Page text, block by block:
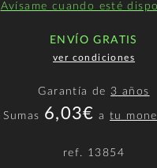
Avísame cuando esté
ENVÍO GRATIS
ver condiciones
Garantía de 3 años
Sumas 6,03€ atu
ref. 13854